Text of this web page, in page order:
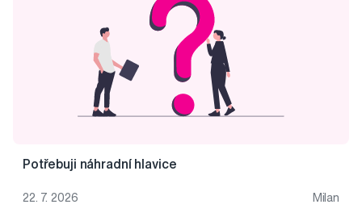
Potřebuji náhradní hlavice
22. 7. 2026 Milan